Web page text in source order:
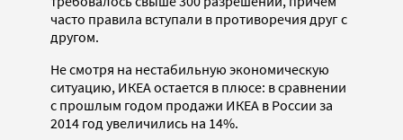
часто правила вступали в противоречия друг с
другом.
Не смотря на нестабильную экономическую
ситуацию, ИКЕА остается в плюсе: в сравнении
с прошлым годом продажи ИКЕА в России за
2014 год увеличились на 14%.